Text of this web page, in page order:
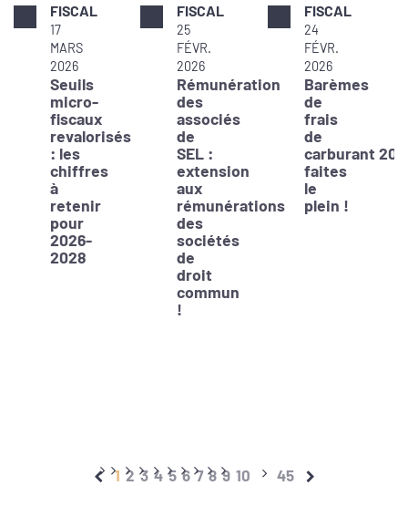
FISCAL
17
MARS
2026
Seuils
micro-
fiscaux
revalorisés
: les
chiffres
à
retenir
pour
2026-
2028
FISCAL
25
FÉVR.
2026
Rémunération
des
associés
de
SEL :
extension
aux
rémunérations
des
sociétés
de
droit
commun
!
FISCAL
24
FÉVR.
2026
Barèmes
de
frais
de
carburant
faites
le
plein !
1 2 3 4 5 6 7 8 9 10 45